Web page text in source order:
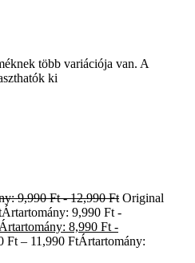
több variációja van. A
ki
9,990 Ft - 12,990 Ft Original
9,990 Ft -
Ártartomány: 8,990 Ft -
Ft – 11,990 FtÁrtartomány: